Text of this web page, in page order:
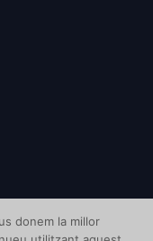
donem la millor